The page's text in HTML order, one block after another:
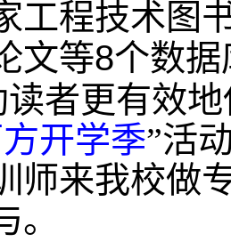
工程技术图
文等8个数
读者更有效
开学季”活
师来我校做